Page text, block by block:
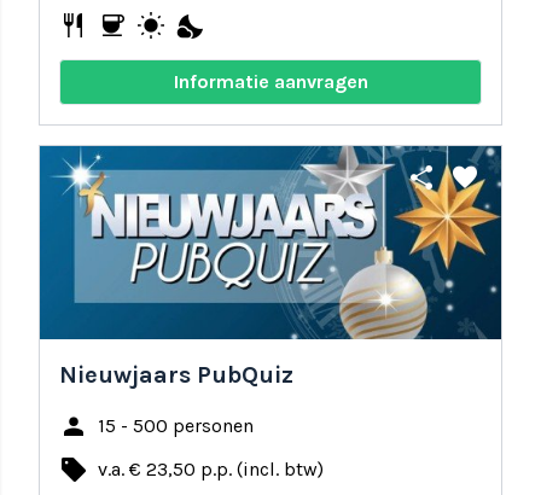
restaurant coffee wb_sunny nights_stay
Informatie aanvragen
share favorite
Nieuwjaars PubQuiz
person 15 - 500 personen
local_offer v.a. € 23,50 p.p. (incl. btw)